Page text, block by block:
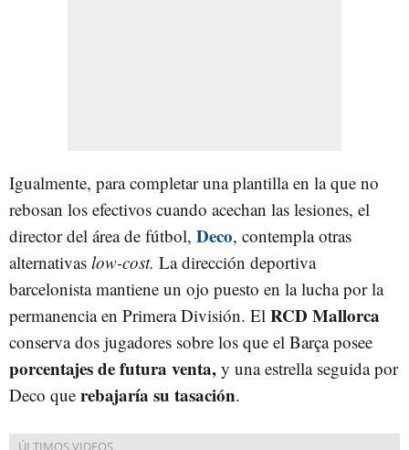
Igualmente, para completar una plantilla en la que no
rebosan los efectivos cuando acechan las lesiones, el
director del área de fútbol, Deco, contempla otras
alternativas low-cost. La dirección deportiva
barcelonista mantiene un ojo puesto en la lucha por la
permanencia en Primera División. El RCD Mallorca
conserva dos jugadores sobre los que el Barça posee
porcentajes de futura venta, y una estrella seguida por
Deco que rebajaría su tasación.